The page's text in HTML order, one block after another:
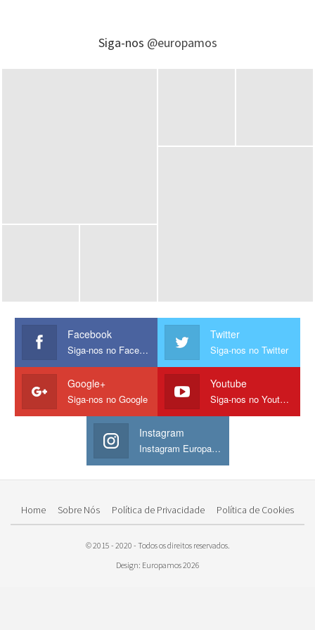
Siga-nos @europamos
Facebook
Siga-nos no Facebook
Twitter
Siga-nos no Twitter
Google+
Siga-nos no Google
Youtube
Siga-nos no Youtube
Instagram
Instagram Europamos
Home Sobre Nós Política de Privacidade Política de Cookies
© 2015 - 2020 - Todos os direitos reservados.
Design: Europamos 2026